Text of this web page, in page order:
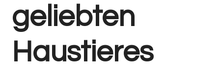
geliebten
Haustieres